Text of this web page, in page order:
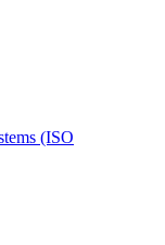
(ISO